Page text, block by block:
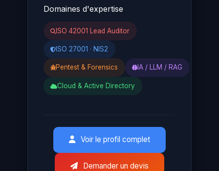
Domaines d'expertise
ISO 42001 Lead Auditor
ISO 27001 · NIS2
Pentest & Forensics IA / LLM / RAG
Cloud & Active Directory
Voir le profil complet
Demander un devis